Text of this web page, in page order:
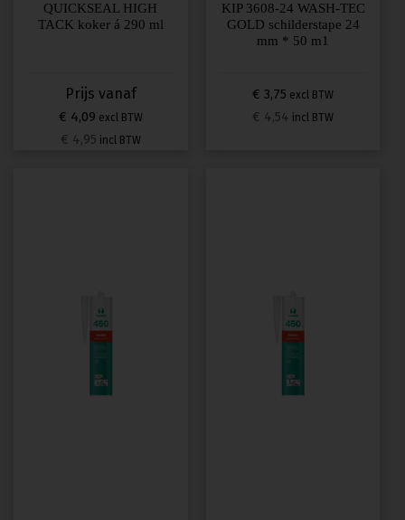
QUICKSEAL HIGH
TACK koker á 290 ml
€ 4,09 excl BTW
€ 4,95 incl BTW
KIP 3608-24 WASH-TEC
GOLD schilderstape 24
mm * 50 m1
€ 3,75 excl BTW
€ 4,54 incl BTW